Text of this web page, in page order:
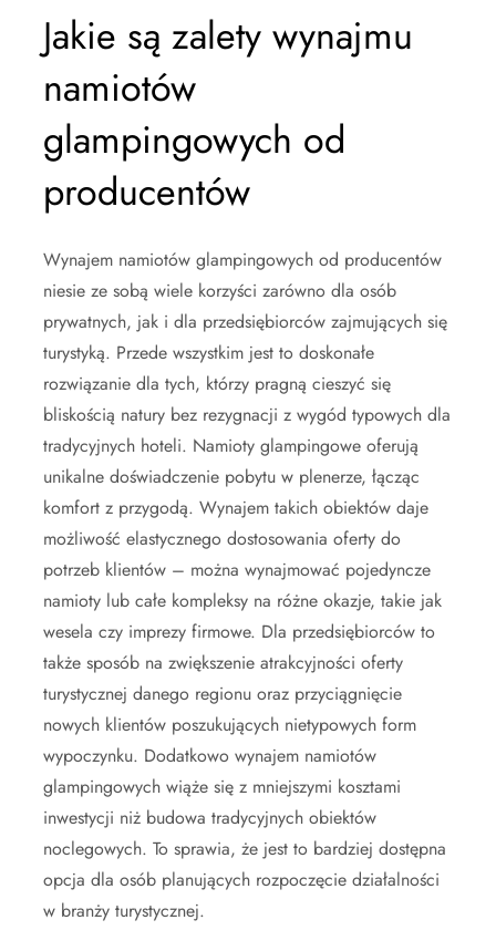
Jakie są zalety wynajmu
namiotów
glampingowych od
producentów
Wynajem namiotów glampingowych od producentów
niesie ze sobą wiele korzyści zarówno dla osób
prywatnych, jak i dla przedsiębiorców zajmujących się
turystyką. Przede wszystkim jest to doskonałe
rozwiązanie dla tych, którzy pragną cieszyć się
bliskością natury bez rezygnacji z wygód typowych dla
tradycyjnych hoteli. Namioty glampingowe oferują
unikalne doświadczenie pobytu w plenerze, łącząc
komfort z przygodą. Wynajem takich obiektów daje
możliwość elastycznego dostosowania oferty do
potrzeb klientów – można wynajmować pojedyncze
namioty lub całe kompleksy na różne okazje, takie jak
wesela czy imprezy firmowe. Dla przedsiębiorców to
także sposób na zwiększenie atrakcyjności oferty
turystycznej danego regionu oraz przyciągnięcie
nowych klientów poszukujących nietypowych form
wypoczynku. Dodatkowo wynajem namiotów
glampingowych wiąże się z mniejszymi kosztami
inwestycji niż budowa tradycyjnych obiektów
noclegowych. To sprawia, że jest to bardziej dostępna
opcja dla osób planujących rozpoczęcie działalności
w branży turystycznej.